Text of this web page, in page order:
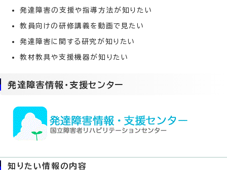
発達障害の支援や指導方法が知りたい
教員向けの研修講義を動画で見たい
発達障害に関する研究が知りたい
教材教具や支援機器が知りたい
発達障害情報・支援センター
知りたい情報の内容